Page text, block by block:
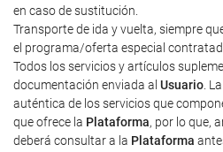
en caso de sustitución.
Transporte de ida y vuelta, siempre
el programa/oferta especial
Todos los servicios y artículos
documentación enviada al Usuario .
auténtica de los servicios que
que ofrece la Plataforma, por lo que,
deberá consultar a la Plataforma